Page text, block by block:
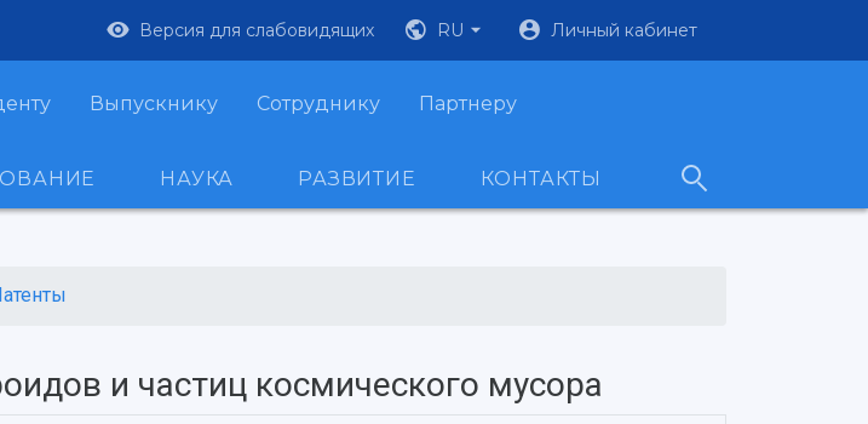
Версия для слабовидящих RU Личный кабинет
Выпускнику Сотруднику Партнеру
НАУКА РАЗВИТИЕ КОНТАКТЫ
и частиц космического мусора